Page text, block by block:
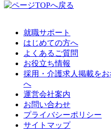
就職サポート
はじめての方へ
よくあるご質問
お役立ち情報
採用・介護求人掲載を
へ
運営会社案内
お問い合わせ
プライバシーポリシー
サイトマップ